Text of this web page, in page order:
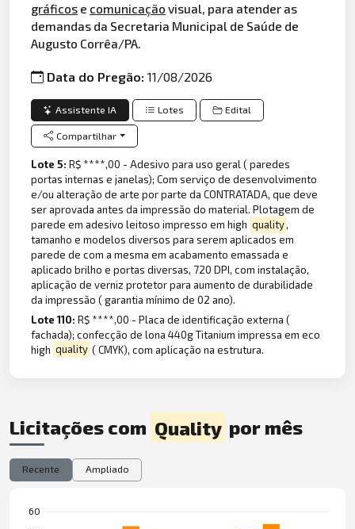
gráficos e comunicação visual, para atender as
demandas da Secretaria Municipal de Saúde de
Augusto Corrêa/PA.
Data do Pregão:11/08/2026
Assistente IA Lotes Edital
Compartilhar
Lote 5:R$ ****,00 - Adesivo para uso geral ( paredes
portas internas e janelas); Com serviço de desenvolvimento
e/ou alteração de arte por parte da CONTRATADA, que deve
ser aprovada antes da impressão do material. Plotagem de
parede em adesivo leitoso impresso em high quality,
tamanho e modelos diversos para serem aplicados em
parede de com a mesma em acabamento emassada e
aplicado brilho e portas diversas, 720 DPI, com instalação,
aplicação de verniz protetor para aumento de durabilidade
da impressão ( garantia mínimo de 02 ano).
Lote 110:R$ ****,00 - Placa de identificação externa (
fachada); confecção de lona 440g Titanium impressa em eco
high quality ( CMYK), com aplicação na estrutura.
Licitações com Quality por mês
Recente Ampliado